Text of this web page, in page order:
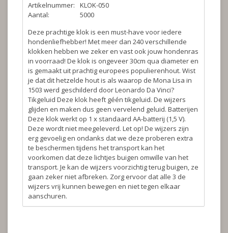
Artikelnummer:
KLOK-050
Aantal:
5000
Deze prachtige klok is een must-have voor iedere
hondenliefhebber! Met meer dan 240 verschillende
klokken hebben we zeker en vast ook jouw hondenras
in voorraad! De klok is ongeveer 30cm qua diameter en
is gemaakt uit prachtig europees populierenhout. Wist
je dat dit hetzelde hout is als waarop de Mona Lisa in
1503 werd geschilderd door Leonardo Da Vinci?
Tikgeluid Deze klok heeft géén tikgeluid. De wijzers
glijden en maken dus geen vervelend geluid. Batterijen
Deze klok werkt op 1 x standaard AA-batterij (1,5 V).
Deze wordt niet meegeleverd. Let op! De wijzers zijn
erg gevoelig en ondanks dat we deze proberen extra
te beschermen tijdens het transport kan het
voorkomen dat deze lichtjes buigen omwille van het
transport. Je kan de wijzers voorzichtig terug buigen, ze
gaan zeker niet afbreken. Zorg ervoor dat alle 3 de
wijzers vrij kunnen bewegen en niet tegen elkaar
aanschuren.